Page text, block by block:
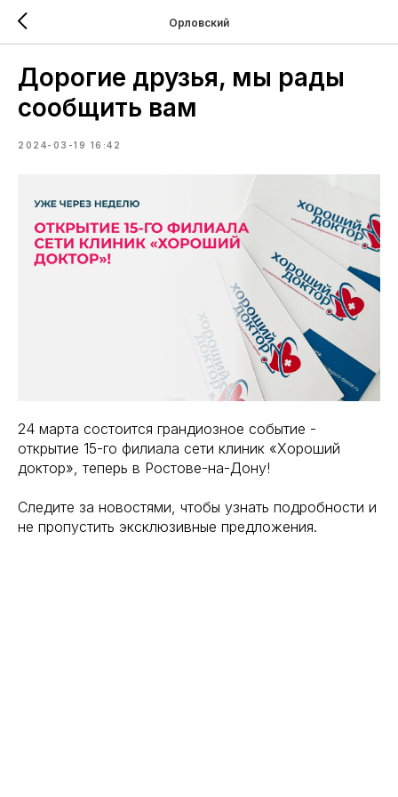
Орловский
Дорогие друзья, мы рады
сообщить вам
2024-03-19 16:42
24 марта состоится грандиозное событие -
открытие 15-го филиала сети клиник «Хороший
доктор», теперь в Ростове-на-Дону!
Следите за новостями, чтобы узнать подробности и
не пропустить эксклюзивные предложения.